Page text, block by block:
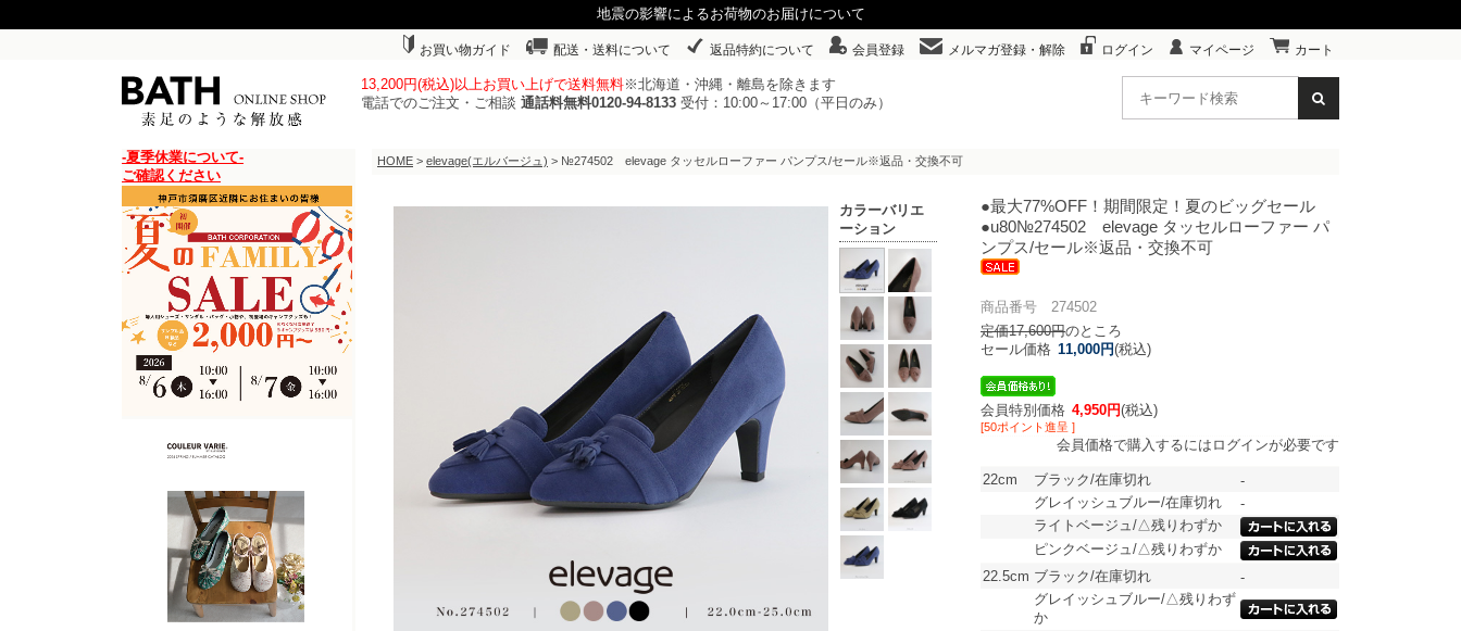
地震の影響によるお荷物のお届けについて
お買い物ガイド 配送・送料について 返品特約について 会員登録 メルマガ登録・解除 ログイン マイページ カート
13,200円(税込)以上お買い上げで送料無料※北海道・沖縄・離島を除きます
電話でのご注文・ご相談 通話料無料0120-94-8133 受付：10:00～17:00（平日のみ）
-夏季休業について-
ご確認ください
HOME > elevage(エルバージュ) > №274502 elevage タッセルローファー パンプス/セール※返品・交換不可
●最大77%OFF！期間限定！夏のビッグセール
●u80№274502 elevage タッセルローファー パ
ンプス/セール※返品・交換不可
商品番号 274502
定価17,600円のところ
セール価格 11,000円(税込)
会員特別価格 4,950円(税込)
[50ポイント進呈 ]
会員価格で購入するにはログインが必要です
22cm ブラック/在庫切れ
-
グレイッシュブルー/在庫切れ
-
ライトベージュ/△残りわずか
ピンクベージュ/△残りわずか
22.5cm ブラック/在庫切れ
-
グレイッシュブルー/△残りわず
か
カラーバリエ
ーション